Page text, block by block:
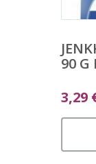
90 G
3,29